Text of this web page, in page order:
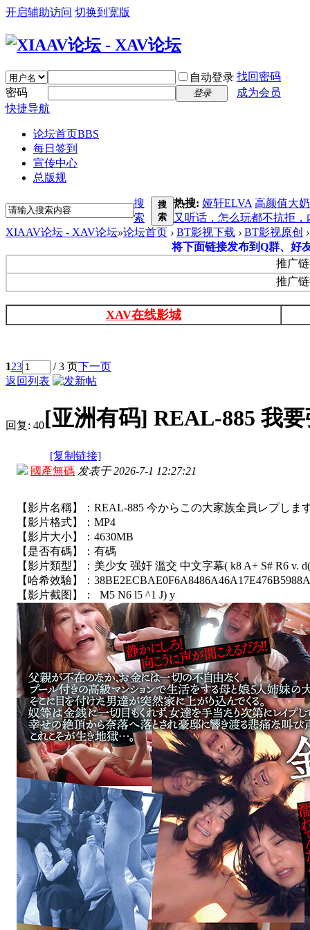
开启辅助访问 切换到宽版
自动登录 找回密码
密码
登录
成为会员
快捷导航
论坛首页BBS
每日签到
宣传中心
总版规
搜
索
搜
索
热搜: 娅轩ELVA 高颜值大
又听话，怎么玩都不抗拒，
XIAAV论坛 - XAV论坛»论坛首页 › BT影视下载 › BT影视原创 ›
将下面链接发布到Q群、好
推广
推广
XAV在线影城
123 / 3 页下一页
返回列表
回复: 40[亚洲有码] REAL-885 我
[复制链接]
國產無碼 发表于2026-7-1 12:27:21
【影片名稱】：REAL-885 今からこの大家族全員レプしま
【影片格式】：MP4
【影片大小】：4630MB
【是否有碼】：有碼
【影片類型】：美少女 强奸 滥交 中文字幕( k8 A+ S# R6 v.
【哈希效驗】：
【影片截图】：
M5 N6 l5 ^1 J) y